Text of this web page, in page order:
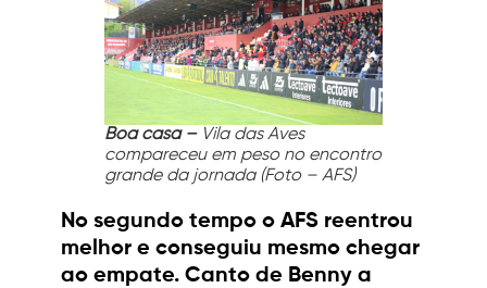
Boa casa – Vila das Aves
compareceu em peso no encontro
grande da jornada (Foto – AFS)
No segundo tempo o AFS reentrou
melhor e conseguiu mesmo chegar
ao empate. Canto de Benny a